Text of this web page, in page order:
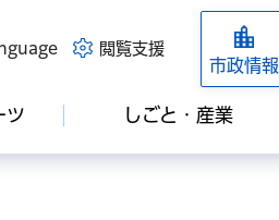
閲覧支援
市政情報
ツ しごと・産業